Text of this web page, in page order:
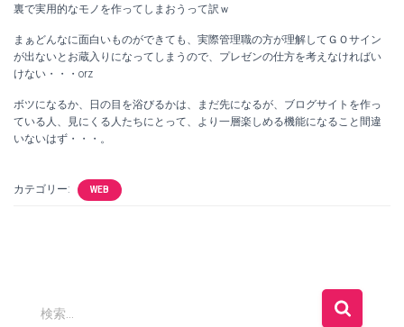
裏で実用的なモノを作ってしまおうって訳ｗ
まぁどんなに面白いものができても、実際管理職の方が理解してＧＯサイン
が出ないとお蔵入りになってしまうので、プレゼンの仕方を考えなければい
けない・・・orz
ボツになるか、日の目を浴びるかは、まだ先になるが、ブログサイトを作っ
ている人、見にくる人たちにとって、より一層楽しめる機能になること間違
いないはず・・・。
カテゴリー: WEB
検
索
検索…